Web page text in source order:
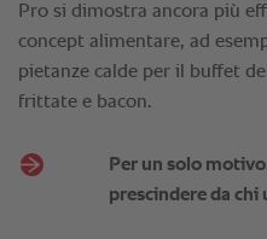
Pro si dimostra ancora più
concept alimentare, ad
pietanze calde per il buffet
frittate e bacon.
Per un solo
prescindere da chi